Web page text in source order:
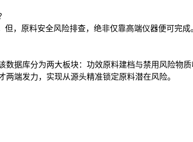
，原料安全风险排查，绝非仅靠高端仪器便可完
数据库分为两大板块：功效原料建档与禁用风险物
端发力，实现从源头精准锁定原料潜在风险。